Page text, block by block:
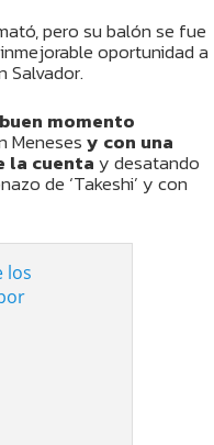
pero su balón se fue
oportunidad a
Salvador.
momento
Menesesy con una
la cuenta y desatando
de ‘Takeshi’ y con